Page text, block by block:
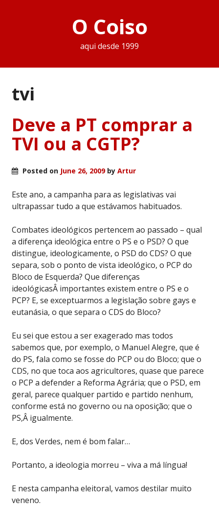
O Coiso
aqui desde 1999
tvi
Deve a PT comprar a
TVI ou a CGTP?
Posted on June 26, 2009by Artur
Este ano, a campanha para as legislativas vai
ultrapassar tudo a que estávamos habituados.
Combates ideológicos pertencem ao passado – qual
a diferença ideológica entre o PS e o PSD? O que
distingue, ideologicamente, o PSD do CDS? O que
separa, sob o ponto de vista ideológico, o PCP do
Bloco de Esquerda? Que diferenças
ideológicasÂ importantes existem entre o PS e o
PCP? E, se exceptuarmos a legislação sobre gays e
eutanásia, o que separa o CDS do Bloco?
Eu sei que estou a ser exagerado mas todos
sabemos que, por exemplo, o Manuel Alegre, que é
do PS, fala como se fosse do PCP ou do Bloco; que o
CDS, no que toca aos agricultores, quase que parece
o PCP a defender a Reforma Agrária; que o PSD, em
geral, parece qualquer partido e partido nenhum,
conforme está no governo ou na oposição; que o
PS,Â igualmente.
E, dos Verdes, nem é bom falar…
Portanto, a ideologia morreu – viva a má língua!
E nesta campanha eleitoral, vamos destilar muito
veneno.